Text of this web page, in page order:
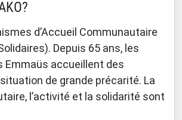
d’Accueil Communautaire
Depuis 65 ans, les
Emmaüs accueillent des
de grande précarité. La
l’activité et la solidarité sont